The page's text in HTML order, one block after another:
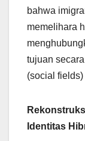
bahwa
memelihara
tujuan
(social
Identitas